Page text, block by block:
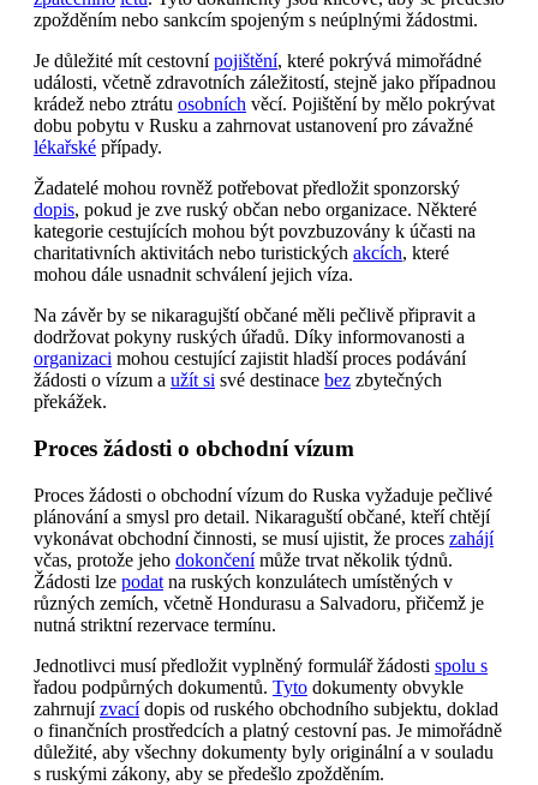
zpožděním nebo sankcím spojeným s neúplnými žádostmi.
Je důležité mít cestovnípojištění, které pokrývá mimořádné
události, včetně zdravotních záležitostí, stejně jako případnou
krádež nebo ztrátu osobních věcí. Pojištění by mělo pokrývat
dobu pobytu v Rusku a zahrnovat ustanovení pro závažné
lékařské případy.
Žadatelé mohou rovněž potřebovat předložit sponzorský
dopis, pokud je zve ruský občan nebo organizace. Některé
kategorie cestujících mohou být povzbuzovány k účasti na
charitativních aktivitách nebo turistických akcích, které
mohou dále usnadnit schválení jejich víza.
Na závěr by se nikaragujští občané měli pečlivě připravit a
dodržovat pokyny ruských úřadů. Díky informovanosti a
organizaci mohou cestující zajistit hladší proces podávání
žádosti o vízum a užít si své destinace bez zbytečných
překážek.
Proces žádosti o obchodní vízum
Proces žádosti o obchodní vízum do Ruska vyžaduje pečlivé
plánování a smysl pro detail. Nikaraguští občané, kteří chtějí
vykonávat obchodní činnosti, se musí ujistit, že proces zahájí
včas, protože jeho dokončenímůže trvat několik týdnů.
Žádosti lze podat na ruských konzulátech umístěných v
různých zemích, včetně Hondurasu a Salvadoru, přičemž je
nutná striktní rezervace termínu.
Jednotlivci musí předložit vyplněný formulář žádosti spolu s
řadou podpůrných dokumentů. Tyto dokumenty obvykle
zahrnujízvacídopis od ruského obchodního subjektu, doklad
o finančních prostředcích a platný cestovní pas. Je mimořádně
důležité, aby všechny dokumenty byly originální a v souladu
s ruskými zákony, aby se předešlo zpožděním.